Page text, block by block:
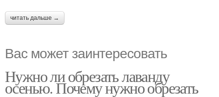
читать дальше →
Вас может заинтересовать
Нужно ли обрезать лаванду
осенью. Почему нужно обрезать